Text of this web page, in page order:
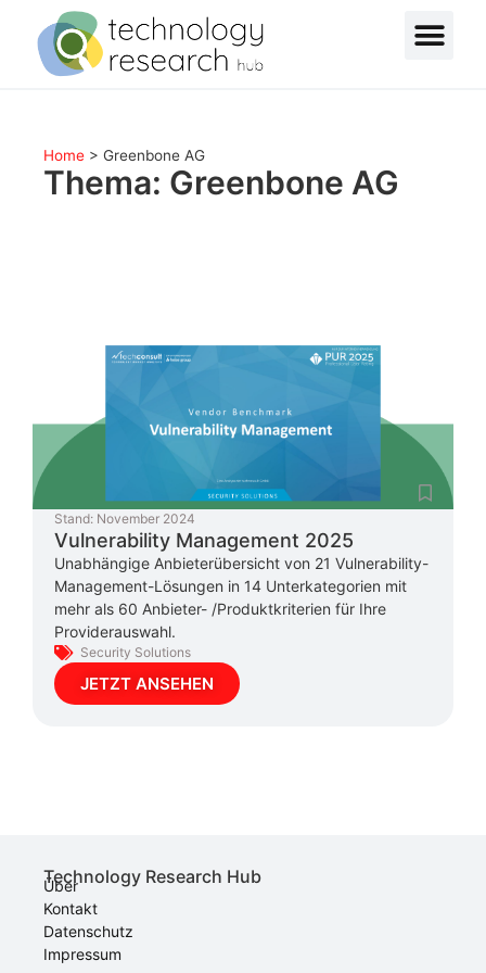
Home > Greenbone AG
Thema: Greenbone AG
Stand: November 2024
Vulnerability Management 2025
Unabhängige Anbieterübersicht von 21 Vulnerability-
Management-Lösungen in 14 Unterkategorien mit
mehr als 60 Anbieter- /Produktkriterien für Ihre
Providerauswahl.
Security Solutions
JETZT ANSEHEN
Technology Research Hub
Über
Kontakt
Datenschutz
Impressum